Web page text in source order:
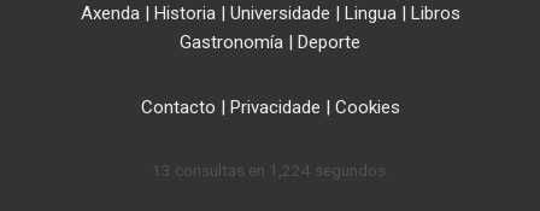
Axenda| Historia| Universidade | Lingua| Libros
Gastronomía | Deporte
Contacto | Privacidade | Cookies
13 consultas en 1,224 segundos.